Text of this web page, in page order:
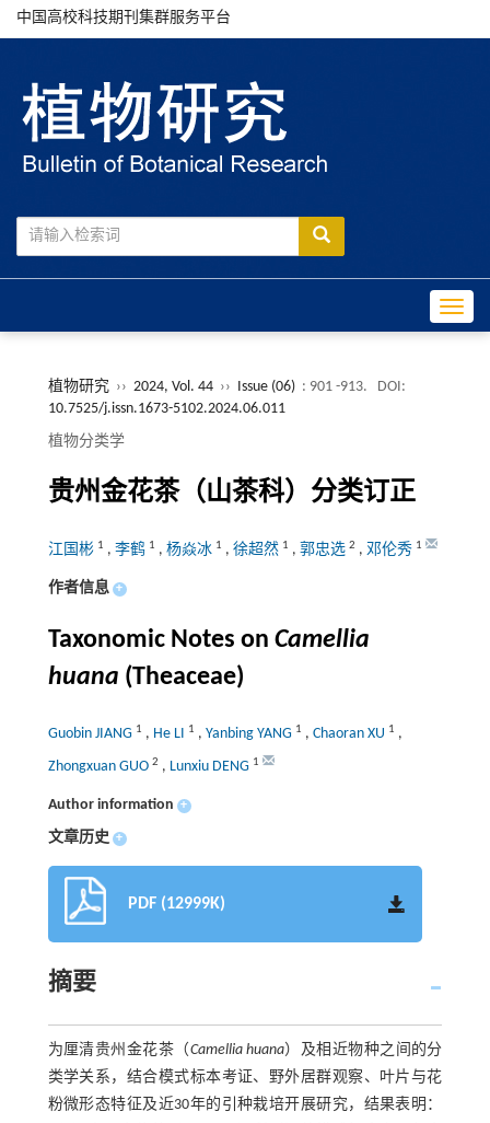
中国高校科技期刊集群服务平台
植物研究 ›› 2024, Vol. 44 ›› Issue (06) : 901 -913.
DOI:
10.7525/j.issn.1673-5102.2024.06.011
植物分类学
贵州金花茶（山茶科）分类订正
江国彬 1 , 李鹤 1 , 杨焱冰 1 , 徐超然 1 , 郭忠选 2 , 邓伦秀 1
作者信息 +
Taxonomic Notes on Camellia
huana (Theaceae)
Guobin JIANG 1 , He LI 1 , Yanbing YANG 1 , Chaoran XU 1 ,
Zhongxuan GUO 2 , Lunxiu DENG 1
Author information +
文章历史 +
PDF (12999K)
摘要
为厘清贵州金花茶（Camellia huana）及相近物种之间的分
类学关系，结合模式标本考证、野外居群观察、叶片与花
粉微形态特征及近30年的引种栽培开展研究，结果表明：